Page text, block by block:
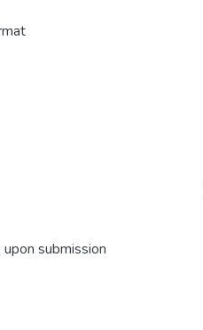
submission